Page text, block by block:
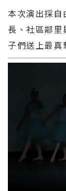
本次演出採
長、社區鄰
子們送上最真